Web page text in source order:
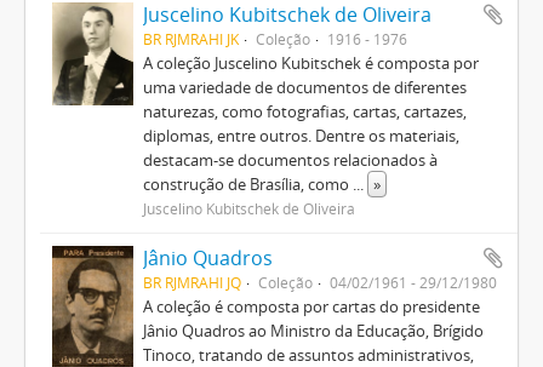
Juscelino Kubitschek de Oliveira
BR RJMRAHI JK Coleção 1916 - 1976
A coleção Juscelino Kubitschek é composta por
uma variedade de documentos de diferentes
naturezas, como fotografias, cartas, cartazes,
diplomas, entre outros. Dentre os materiais,
destacam-se documentos relacionados à
construção de Brasília, como ... »
Juscelino Kubitschek de Oliveira
Jânio Quadros
BR RJMRAHI JQ Coleção 04/02/1961 - 29/12/1980
A coleção é composta por cartas do presidente
Jânio Quadros ao Ministro da Educação, Brígido
Tinoco, tratando de assuntos administrativos,